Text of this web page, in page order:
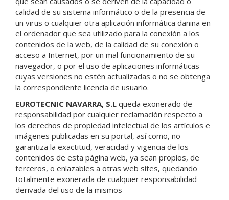
calidad de su sistema informático o de la presencia de
un virus o cualquier otra aplicación informática dañina en
el ordenador que sea utilizado para la conexión a los
contenidos de la web, de la calidad de su conexión o
acceso a Internet, por un mal funcionamiento de su
navegador, o por el uso de aplicaciones informáticas
cuyas versiones no estén actualizadas o no se obtenga
la correspondiente licencia de usuario.
EUROTECNIC NAVARRA, S.L queda exonerado de
responsabilidad por cualquier reclamación respecto a
los derechos de propiedad intelectual de los artículos e
imágenes publicadas en su portal, así como, no
garantiza la exactitud, veracidad y vigencia de los
contenidos de esta página web, ya sean propios, de
terceros, o enlazables a otras web sites, quedando
totalmente exonerada de cualquier responsabilidad
derivada del uso de la mismos